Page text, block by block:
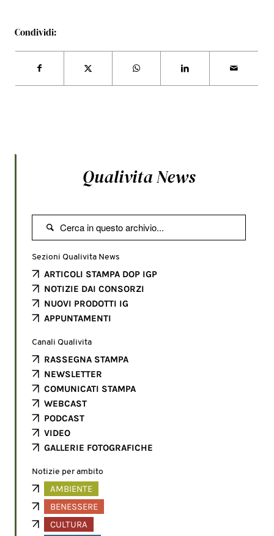
Condividi:
Qualivita News

Sezioni Qualivita News
ARTICOLI STAMPA DOP IGP
NOTIZIE DAI CONSORZI
NUOVI PRODOTTI IG
APPUNTAMENTI
Canali Qualivita
RASSEGNA STAMPA
NEWSLETTER
COMUNICATI STAMPA
WEBCAST
PODCAST
VIDEO
GALLERIE FOTOGRAFICHE
Notizie per ambito
AMBIENTE
BENESSERE
CULTURA